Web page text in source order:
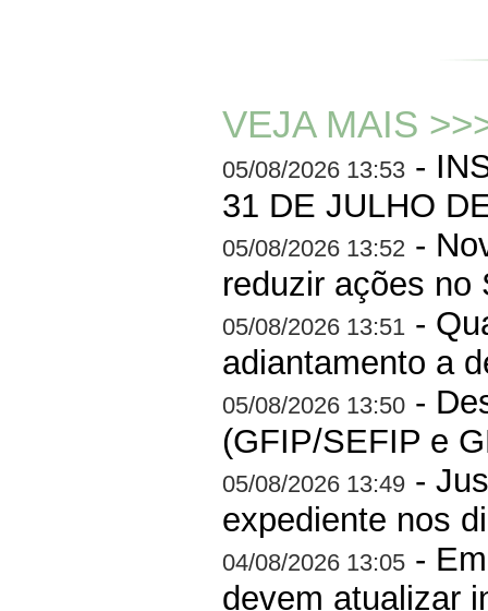
VEJA MAIS
05/08/2026 13:53 -
31 DE JULHO
05/08/2026 13:52 -
reduzir ações no
05/08/2026 13:51 -
adiantamento a
05/08/2026 13:50 -
(GFIP/SEFIP e
05/08/2026 13:49 -
expediente nos
04/08/2026 13:05 -
devem atualizar